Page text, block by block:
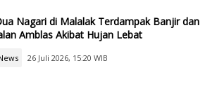
Nagari di Malalak Terdampak Banjir dan
Amblas Akibat Hujan Lebat
26 Juli 2026, 15:20 WIB